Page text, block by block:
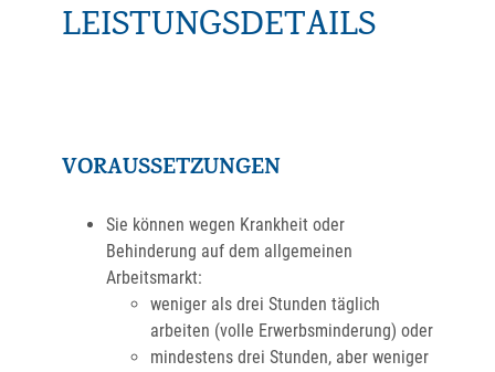
LEISTUNGSDETAILS
VORAUSSETZUNGEN
Sie können wegen Krankheit oder
Behinderung auf dem allgemeinen
Arbeitsmarkt:
weniger als drei Stunden täglich
arbeiten (volle Erwerbsminderung) oder
mindestens drei Stunden, aber weniger